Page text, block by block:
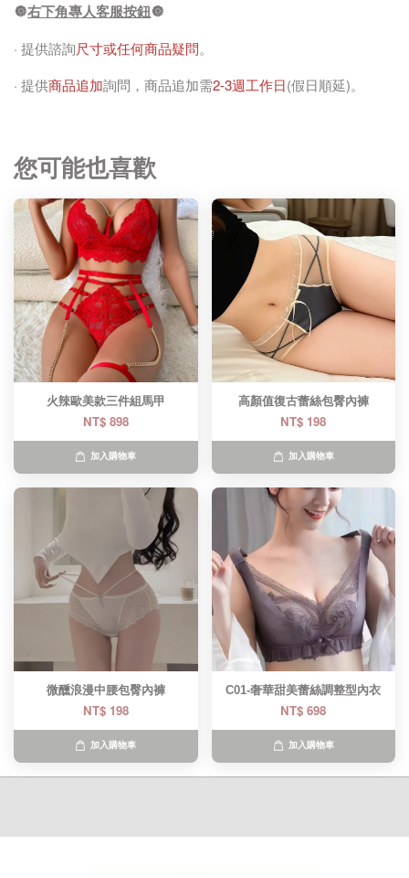
🔘右下角專人客服按鈕🔘
· 提供諮詢尺寸或任何商品疑問。
· 提供商品追加詢問，商品追加需2-3週工作日(假日順延)。
您可能也喜歡
火辣歐美款三件組馬甲
NT$ 898
加入購物車
高顏值復古蕾絲包臀內褲
NT$ 198
加入購物車
微醺浪漫中腰包臀內褲
NT$ 198
加入購物車
C01-奢華甜美蕾絲調整型內衣
NT$ 698
加入購物車